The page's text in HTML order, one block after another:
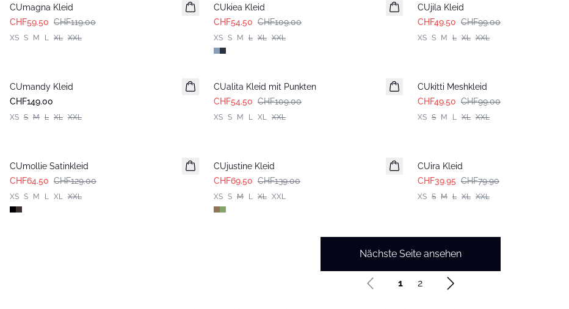
CUmagna Kleid
CHF59.50 CHF119.00
XS S M L XL XXL
CUkiea Kleid
CHF54.50 CHF109.00
XS S M L XL XXL
CUjila Kleid
CHF49.50 CHF99.00
XS S M L XL XXL
CUmandy Kleid
CHF149.00
XS S M L XL XXL
CUalita Kleid mit Punkten
CHF54.50 CHF109.00
XS S M L XL XXL
CUkitti Meshkleid
CHF49.50 CHF99.00
XS S M L XL XXL
CUmollie Satinkleid
CHF64.50 CHF129.00
XS S M L XL XXL
CUjustine Kleid
CHF69.50 CHF139.00
XS S M L XL XXL
CUira Kleid
CHF39.95 CHF79.90
XS S M L XL XXL
Nächste Seite ansehen
1 2